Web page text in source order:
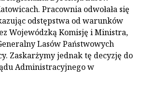
Pracownia odwołała się
odstępstwa od warunków
Wojewódzką Komisję i Ministra,
Lasów Państwowych
Zaskarżymy jednak tę decyzję do
Administracyjnego w